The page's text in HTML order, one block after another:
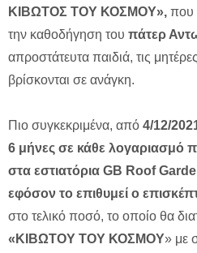
ΚΙΒΩΤΟΣ ΤΟΥ ΚΟΣΜΟΥ», που
την καθοδήγηση του πάτερ
απροστάτευτα παιδιά, τις
βρίσκονται σε ανάγκη.
Πιο συγκεκριμένα, από 4/12/
6 μήνες σε κάθε λογαριασμό
στα εστιατόρια GB Roof
εφόσον το επιθυμεί ο
στο τελικό ποσό, το οποίο θα
«ΚΙΒΩΤΟΥ ΤΟΥ ΚΟΣΜΟΥ» με